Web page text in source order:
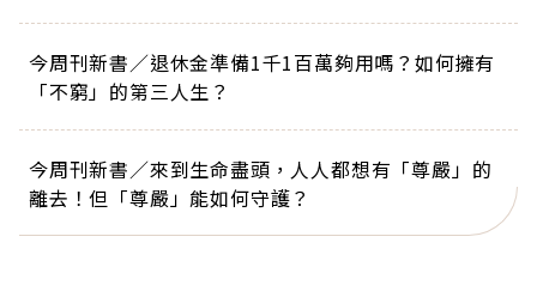
今周刊新書／退休金準備1千1百萬夠用嗎？如何擁有
「不窮」的第三人生？
今周刊新書／來到生命盡頭，人人都想有「尊嚴」的
離去！但「尊嚴」能如何守護？